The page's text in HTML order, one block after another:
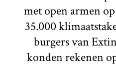
met open armen
35.000
burgers van
konden rekenen